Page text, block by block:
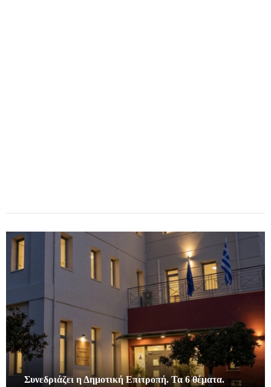
Συνεδριάζει η Δημοτική Επιτροπή. Τα 6 θέματα.